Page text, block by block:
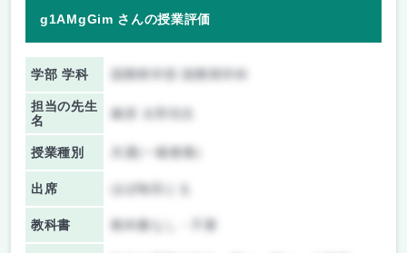
g1AMgGim さんの授業評価
学部 学科
担当の先生
名
鎌原 太郎先生
授業種別 共通(一般教養)
出席 ほぼ毎回とる
教科書 教科書なし・不要